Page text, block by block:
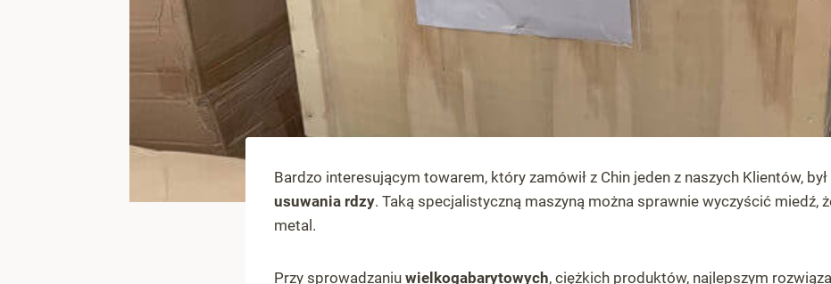
Bardzo interesującym towarem, który zamówił z Chin jeden z naszych Klientów, był
usuwania rdzy. Taką specjalistyczną maszyną można sprawnie wyczyścić miedź,
metal.
Przy sprowadzaniu wielkogabarytowych, ciężkich produktów, najlepszym